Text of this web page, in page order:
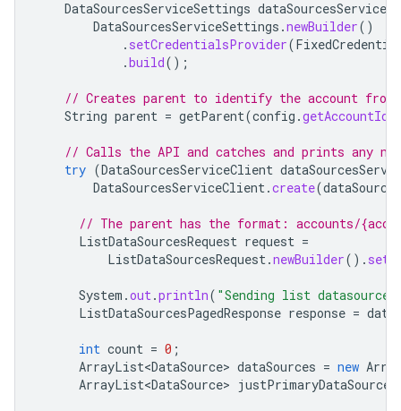
DataSourcesServiceSettings
DataSourcesServiceSettings .newBuilder()
. setCredentialsProvider(
.build();
// Creates parent to identify the account
String parent = getParent(config .getAccountId
// Calls the API and catches and prints any
try (DataSourcesServiceClient
DataSourcesServiceClient.create(
// The parent has the format: accounts/
ListDataSourcesRequest request =
ListDataSourcesRequest.newBuilder().
System .out.println( "Sending list
ListDataSourcesPagedResponse response =
int count = 0 ;
ArrayList<DataSource> dataSources = new
ArrayList<DataSource> justPrimaryDataSources